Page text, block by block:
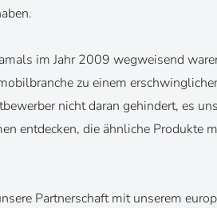
im Jahr 2009 wegweisend
zu einem
nicht daran gehindert, es
entdecken, die ähnliche Produkte
Partnerschaft mit unserem